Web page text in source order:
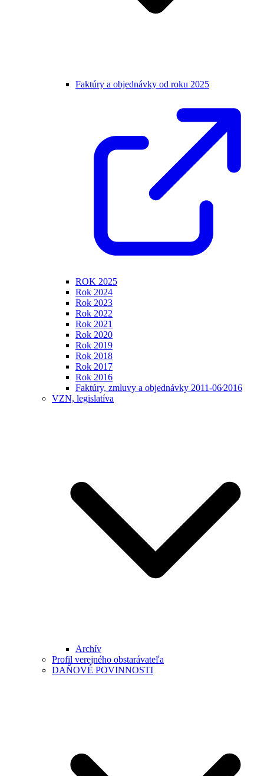
Faktúry a objednávky od roku 2025
ROK 2025
Rok 2024
Rok 2023
Rok 2022
Rok 2021
Rok 2020
Rok 2019
Rok 2018
Rok 2017
Rok 2016
Faktúry, zmluvy a objednávky 2011-06⁄2016
VZN, legislatíva
Archív
Profil verejného obstarávateľa
DAŇOVÉ POVINNOSTI